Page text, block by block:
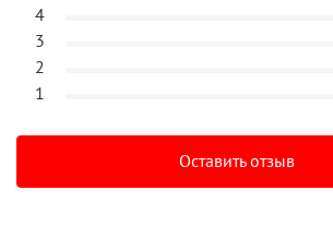
4
3
2
1
Оставить отзыв